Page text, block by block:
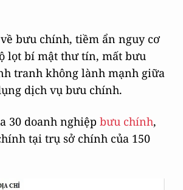
bưu chính, tiềm ẩn nguy cơ
lọt bí mật thư tín, mất bưu
tranh không lành mạnh giữa
dịch vụ bưu chính.
30 doanh nghiệp bưu chính,
tại trụ sở chính của 150